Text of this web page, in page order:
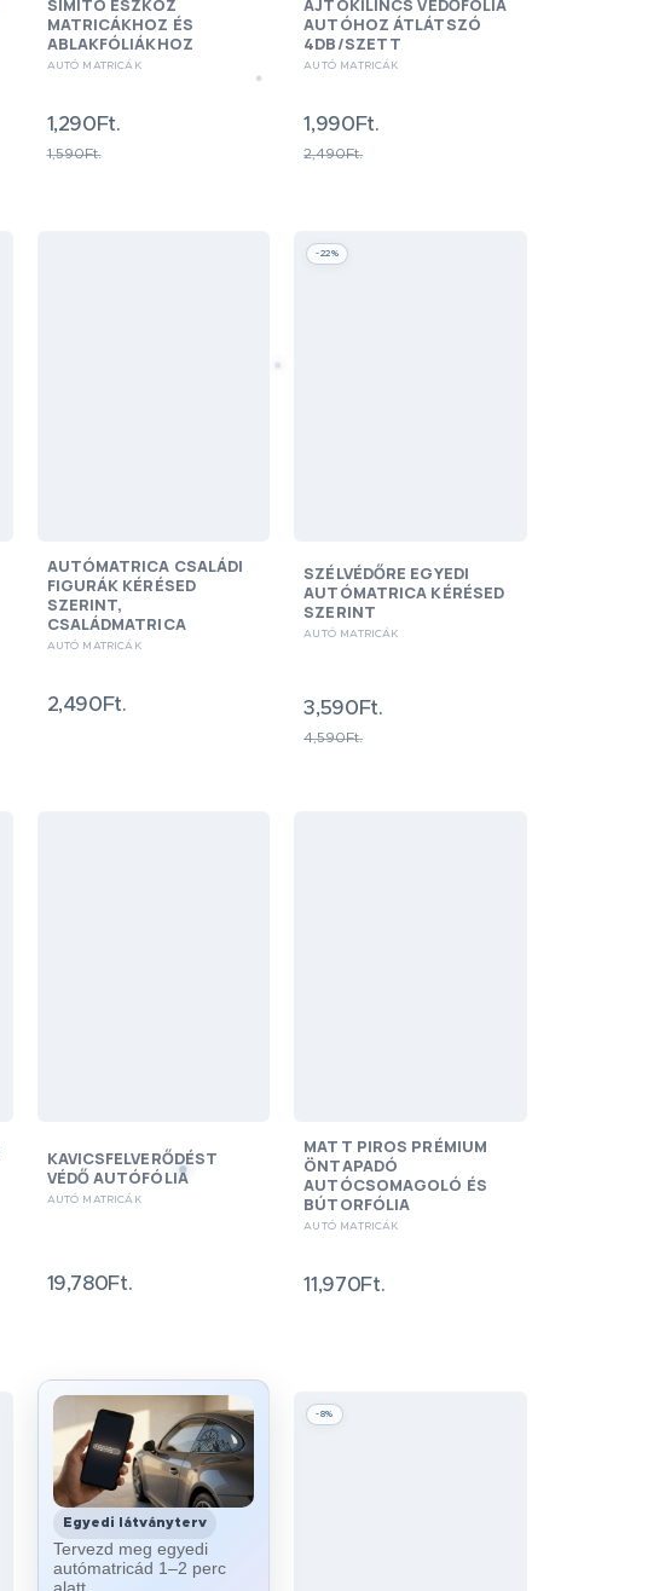
SIMÍTÓ ESZKÖZ
MATRICÁKHOZ ÉS
ABLAKFÓLIÁKHOZ
AUTÓ MATRICÁK
1,590Ft.
1,290Ft.
AJTÓKILINCS VÉDŐFÓLIA
AUTÓHOZ ÁTLÁTSZÓ
4DB/SZETT
AUTÓ MATRICÁK
2,490Ft.
1,990Ft.
AUTÓMATRICA CSALÁDI
FIGURÁK KÉRÉSED
SZERINT,
CSALÁDMATRICA
AUTÓ MATRICÁK
2,490Ft.
-22%
SZÉLVÉDŐRE EGYEDI
AUTÓMATRICA KÉRÉSED
SZERINT
AUTÓ MATRICÁK
4,590Ft.
3,590Ft.
KAVICSFELVERŐDÉST
VÉDŐ AUTÓFÓLIA
AUTÓ MATRICÁK
19,780Ft.
MATT PIROS PRÉMIUM
ÖNTAPADÓ
AUTÓCSOMAGOLÓ ÉS
BÚTORFÓLIA
AUTÓ MATRICÁK
11,970Ft.
Egyedi látványterv
Tervezd meg egyedi
autómatricád 1–2 perc
alatt
-8%